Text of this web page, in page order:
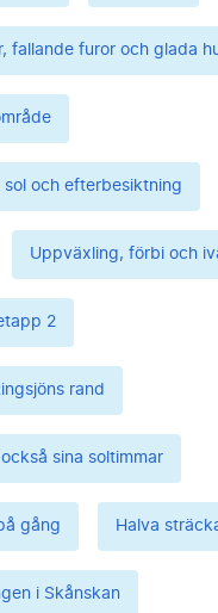
fallande furor och glada
sol och efterbesiktning
Uppväxling, förbi och
2
rand
sina soltimmar
gång Halva
i Skånskan